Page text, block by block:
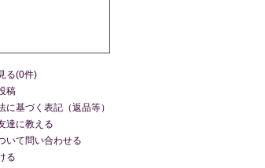
る(0件)
稿
に基づく表記（返品等）
達に教える
いて問い合わせる
る